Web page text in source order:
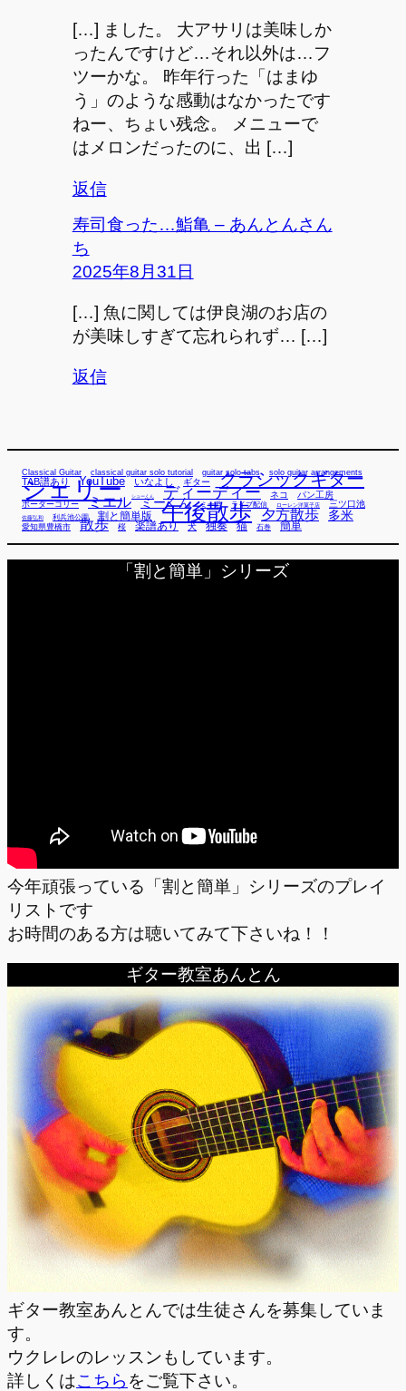
[…] ました。 大アサリは美味しか
ったんですけど…それ以外は…フ
ツーかな。 昨年行った「はまゆ
う」のような感動はなかったです
ねー、ちょい残念。 メニューで
はメロンだったのに、出 […]
返信
寿司食った…鮨亀 – あんとんさん
ち
2025年8月31日
[…] 魚に関しては伊良湖のお店の
が美味しすぎて忘れられず… […]
返信
Classical Guitar classical guitar solo tutorial guitar solo tabs solo guitar arrangements
TAB譜あり YouTube いなよし ギター クラシックギター
シェリー シューくん ディーディー ネコ パン工房
ボーダーコリー ミエル ミーくん ミー君 ライブ配信 ローレン洋菓子店 三ツ口池
佐藤弘和 利兵池公園 割と簡単版 午後散歩 夕方散歩 多米
愛知県豊橋市 散歩 桜 楽譜あり 犬 独奏 猫 石巻 簡単
「割と簡単」シリーズ
今年頑張っている「割と簡単」シリーズのプレイ
リストです
お時間のある方は聴いてみて下さいね！！
ギター教室あんとん
ギター教室あんとんでは生徒さんを募集していま
す。
ウクレレのレッスンもしています。
詳しくはこちら をご覧下さい。